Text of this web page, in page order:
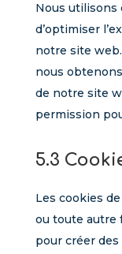
Nous utilisons
d’optimiser
notre site
nous
de notre site
permission
5.3
Les cookies
ou toute autre
pour créer des